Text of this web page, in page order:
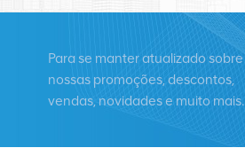
Para se manter atualizado sobre
nossas promoções, descontos,
vendas, novidades e muito mais.